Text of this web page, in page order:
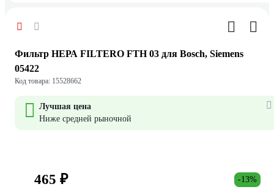
Фильтр НЕРА FILTERO FTH 03 для Bosch, Siemens
05422
Код товара: 15528662
Лучшая цена
Ниже средней рыночной
465 ₽ -13%